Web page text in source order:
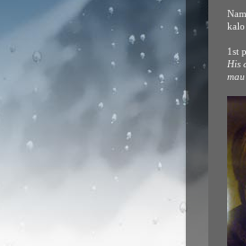
1st
His